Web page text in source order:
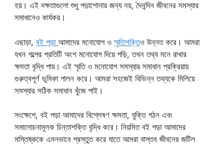
হয়। এই দক্ষতাগুলো শুধু পড়াশোনার জন্য নয়, দৈনন্দিন জীবনের সমস্যার
সমাধানেও কার্যকর।
এছাড়া, বই পড়া আমাদের মনোযোগ ওস্মৃতিশক্তিও উন্নত করে। আমরা
যখন গল্পের প্রতিটি অংশ মনোযোগ দিয়ে পড়ি, তখন তথ্য মনে রাখার
ক্ষমতা বৃদ্ধি পায়। এই স্মৃতি ও মনোযোগ সমস্যার সমাধান প্রক্রিয়ায়
গুরুত্বপূর্ণ ভূমিকা পালন করে। আমরা সহজেই বিভিন্ন তথ্যকে মিলিয়ে
সমস্যার সঠিক সমাধান খুঁজে পাই।
সংক্ষেপে, বই পড়া আমাদের বিশ্লেষণ ক্ষমতা, যুক্তি গঠন এবং
সমালোচনামূলক চিন্তাশক্তি বৃদ্ধি করে। নিয়মিত বই পড়া আমাদের
মস্তিষ্ককে এমনভাবে প্রস্তুত করে যাতে আমরা বাস্তব জীবনের জটিল